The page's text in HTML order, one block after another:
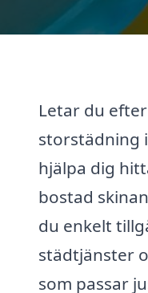
Letar du
storstädning
hjälpa dig
bostad
du enkelt
städtjänster
som passar